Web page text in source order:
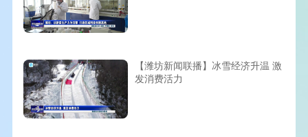
【潍坊新闻联播】冰雪经济升温 激
发消费活力